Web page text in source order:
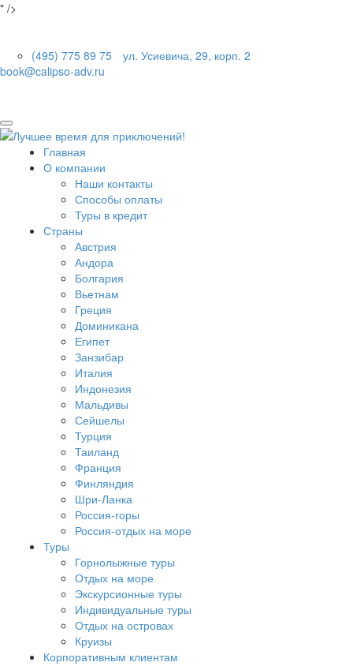
" />
(495) 775 89 75
ул. Усиевича, 29, корп. 2
book@calipso-adv.ru
Главная
О компании
Наши контакты
Способы оплаты
Туры в кредит
Страны
Австрия
Андора
Болгария
Вьетнам
Греция
Доминикана
Египет
Занзибар
Италия
Индонезия
Мальдивы
Сейшелы
Турция
Таиланд
Франция
Финляндия
Шри-Ланка
Россия-горы
Россия-отдых на море
Туры
Горнолыжные туры
Отдых на море
Экскурсионные туры
Индивидуальные туры
Отдых на островах
Круизы
Корпоративным клиентам